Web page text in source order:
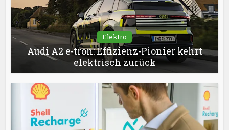
Elektro
Audi A2 e-tron: Effizienz-Pionier kehrt
elektrisch zurück